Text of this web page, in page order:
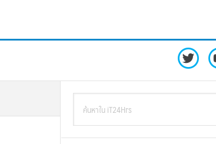
Primary
Sidebar
iT24Hrs